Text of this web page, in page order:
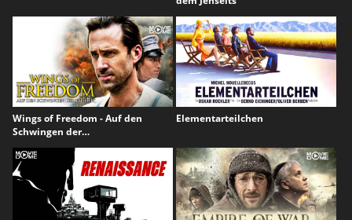
Wings of Freedom - Auf den
Schwingen der…
Elementarteilchen